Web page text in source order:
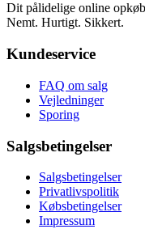
Dit pålidelige online
Nemt. Hurtigt. Sikkert.
Kundeservice
FAQ om salg
Vejledninger
Sporing
Salgsbetingelser
Salgsbetingelser
Privatlivspolitik
Købsbetingelser
Impressum